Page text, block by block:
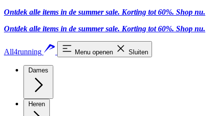
Ontdek alle items in de summer sale. Korting tot 60%. Shop nu.
Ontdek alle items in de summer sale. Korting tot 60%. Shop nu.
All4running Menu openen Sluiten
Dames
Heren